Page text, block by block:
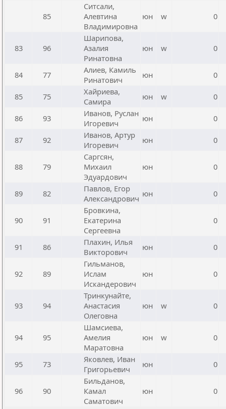
85
Ситсали,
Алевтина
Владимировна
юн w 0
83 96
Шарипова,
Азалия
Ринатовна
юн w 0
84 77
Алиев, Камиль
Ринатович
юн 0
85 75
Хайриева,
Самира
юн w 0
86 93
Иванов, Руслан
Игоревич
юн 0
87 92
Иванов, Артур
Игоревич
юн 0
88 79
Саргсян,
Михаил
Эдуардович
юн 0
89 82
Павлов, Егор
Александрович юн 0
90 91
Бровкина,
Екатерина
Сергеевна
0
91 86
Плахин, Илья
Викторович
юн 0
92 89
Гильманов,
Ислам
Искандерович
юн 0
93 94
Тринкунайте,
Анастасия
Олеговна
юн w 0
94 95
Шамсиева,
Амелия
Маратовна
юн w 0
95 73
Яковлев, Иван
Григорьевич
юн 0
96 90
Бильданов,
Камал
Саматович
юн 0